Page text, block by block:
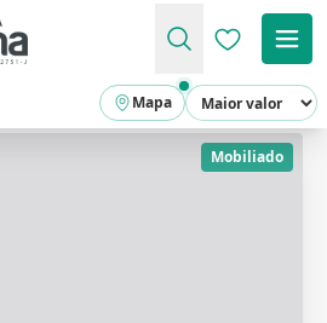
Favoritos
Mapa
Mobiliado